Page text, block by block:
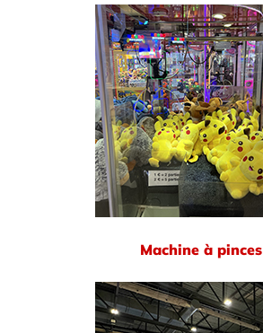
Machine à pinces